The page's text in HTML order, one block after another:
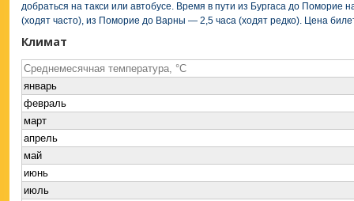
добраться на такси или автобусе. Время в пути из Бургаса до Поморие
(ходят часто), из Поморие до Варны — 2,5 часа (ходят редко). Цена
Климат
Cреднемесячная температура, °C
январь
февраль
март
апрель
май
июнь
июль